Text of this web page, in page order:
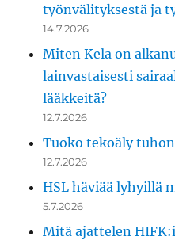
työnvälityksestä ja
14.7.2026
Miten Kela on
lainvastaisesti
lääkkeitä?
12.7.2026
Tuoko tekoäly
12.7.2026
HSL häviää lyhyillä
5.7.2026
Mitä ajattelen